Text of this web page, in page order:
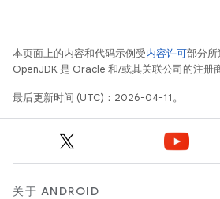
本页面上的内容和代码示例受内容许可部分
OpenJDK 是 Oracle 和/或其关联公司的注册
最后更新时间 (UTC)：2026-04-11。
关于 ANDROID